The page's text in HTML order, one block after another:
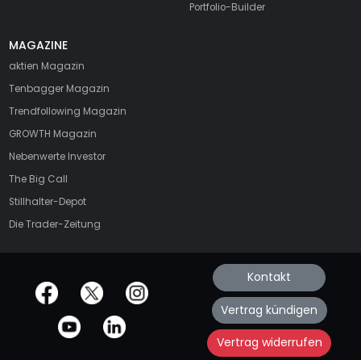
Portfolio-Builder
MAGAZINE
aktien Magazin
Tenbagger Magazin
Trendfollowing Magazin
GROWTH Magazin
Nebenwerte Investor
The Big Call
Stillhalter-Depot
Die Trader-Zeitung
offizielle Social Media-Accounts Kontakt
Vertrag kündigen
Vertrag widerrufen